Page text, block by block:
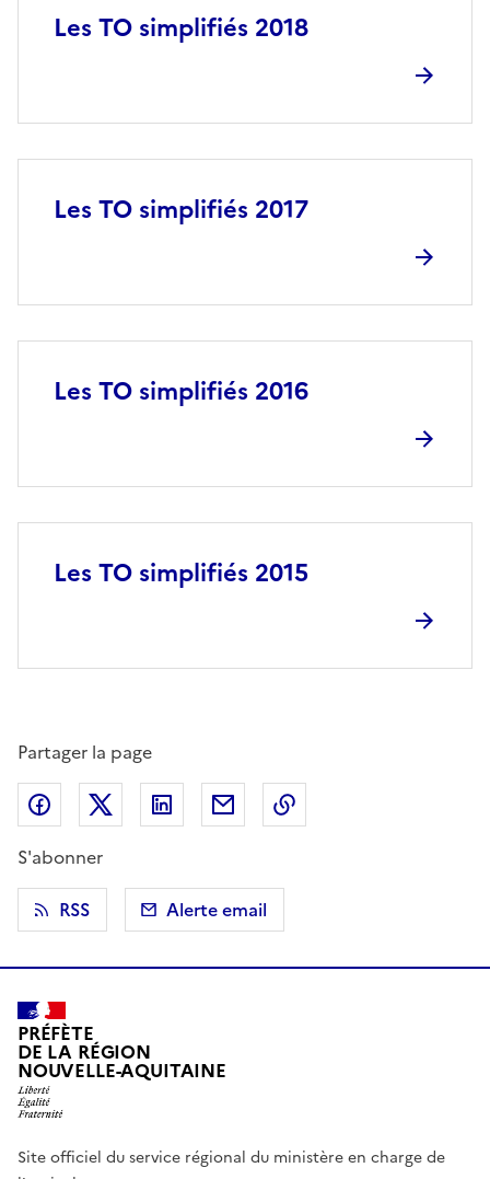
Les TO simplifiés 2018
Les TO simplifiés 2017
Les TO simplifiés 2016
Les TO simplifiés 2015
Partager la page
Partager sur Facebook
Partager sur X (anciennement Twitter)
Partager sur LinkedIn
Partager par email
S'abonner
RSS
Alerte email
PRÉFÈTE
DE LA RÉGION
NOUVELLE-AQUITAINE
Site officiel du service régional du ministère en charge de